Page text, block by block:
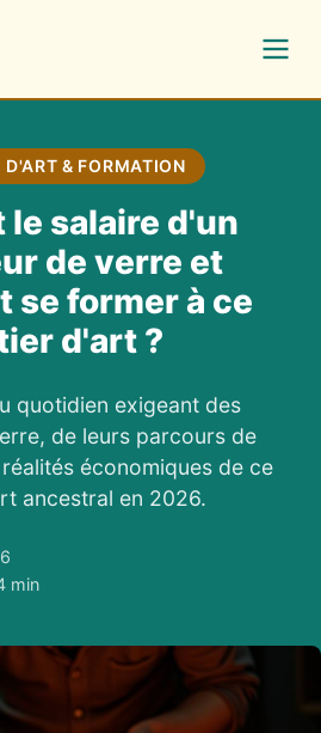
D'ART & FORMATION
le salaire d'un
de verre et
se former à ce
d'art ?
quotidien exigeant des
de leurs parcours de
économiques de ce
ancestral en 2026.
min